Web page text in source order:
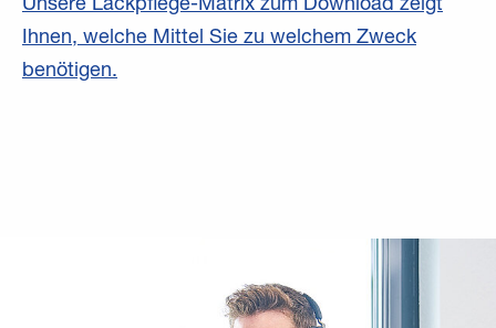
Unsere Lackpflege-Matrix zum Download zeigt
Ihnen, welche Mittel Sie zu welchem Zweck
benötigen.